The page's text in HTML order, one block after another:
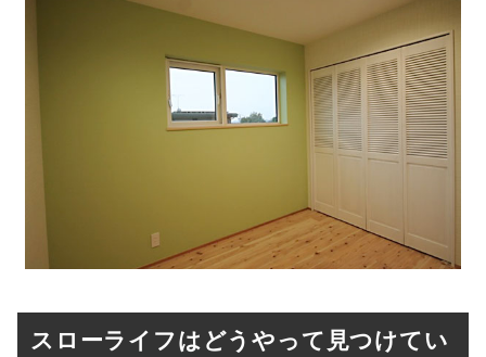
スローライフはどうやって見つけてい